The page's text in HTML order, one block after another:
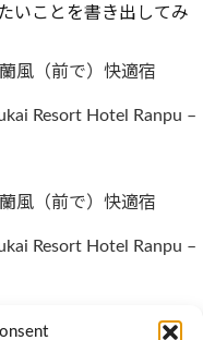
いことを書き出してみ
風（前で）快適宿
Resort Hotel Ranpu –
風（前で）快適宿
Resort Hotel Ranpu –